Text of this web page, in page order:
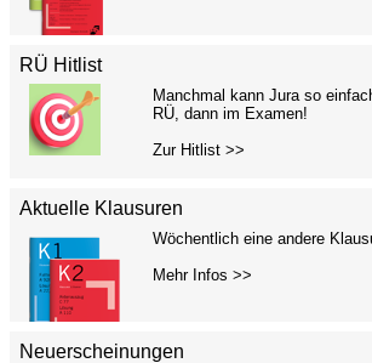
RÜ Hitlist
Manchmal kann Jura so
RÜ, dann im Examen!
Zur Hitlist >>
Aktuelle Klausuren
Wöchentlich eine andere
Mehr Infos >>
Neuerscheinungen